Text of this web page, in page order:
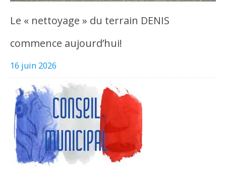
Le « nettoyage » du terrain DENIS
commence aujourd’hui!
16 juin 2026